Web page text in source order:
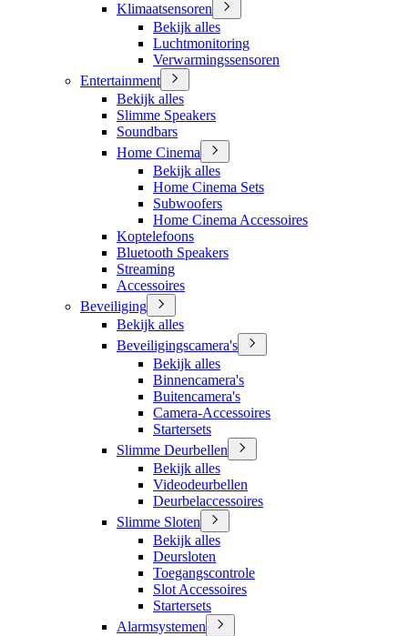
Klimaatsensoren
Bekijk alles
Luchtmonitoring
Verwarmingssensoren
Entertainment
Bekijk alles
Slimme Speakers
Soundbars
Home Cinema
Bekijk alles
Home Cinema Sets
Subwoofers
Home Cinema Accessoires
Koptelefoons
Bluetooth Speakers
Streaming
Accessoires
Beveiliging
Bekijk alles
Beveiligingscamera's
Bekijk alles
Binnencamera's
Buitencamera's
Camera-Accessoires
Startersets
Slimme Deurbellen
Bekijk alles
Videodeurbellen
Deurbelaccessoires
Slimme Sloten
Bekijk alles
Deursloten
Toegangscontrole
Slot Accessoires
Startersets
Alarmsystemen